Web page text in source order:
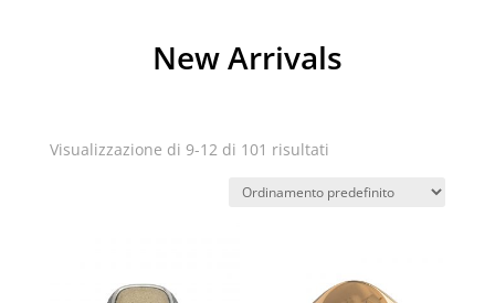
New Arrivals
Visualizzazione di 9-12 di 101 risultati